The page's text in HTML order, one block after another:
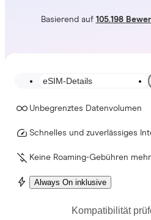
Basierend auf 105.198
eSIM-Details
Unbegrenztes Datenvolumen
Schnelles und zuverlässiges
Keine Roaming-Gebühren mehr
Always On inklusive
Kompatibilität